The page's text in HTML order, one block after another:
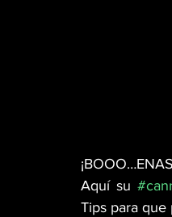
Aquí su
Tips para que